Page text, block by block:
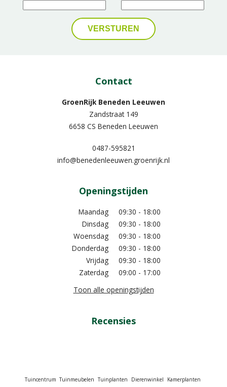
Contact
GroenRijk Beneden Leeuwen​
Zandstraat 149
6658 CS Beneden Leeuwen
0487-595821
info@benedenleeuwen.groenrijk.nl
Openingstijden
Maandag
09:30 - 18:00
Dinsdag
09:30 - 18:00
Woensdag
09:30 - 18:00
Donderdag
09:30 - 18:00
Vrijdag
09:30 - 18:00
Zaterdag
09:00 - 17:00
Toon alle openingstijden
Recensies
Tuincentrum Tuinmeubelen Tuinplanten Dierenwinkel Kamerplanten